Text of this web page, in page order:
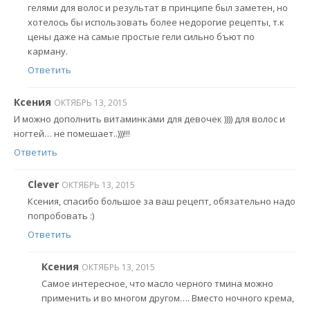
гелями для волос и результат в принципе был заметен, но
хотелось бы использовать более недорогие рецепты, т.к
цены даже на самые простые гели сильно бъют по
карману.
Ответить
Ксения ОКТЯБРЬ 13, 2015
И можно дополнить витаминками для девочек )))) для волос и
ногтей… не помешает..)))!!!
Ответить
Clever ОКТЯБРЬ 13, 2015
Ксения, спасибо большое за ваш рецепт, обязательно надо
попробовать :)
Ответить
Ксения ОКТЯБРЬ 13, 2015
Самое интересное, что масло черного тмина можно
применить и во многом другом…. Вместо ночного крема,